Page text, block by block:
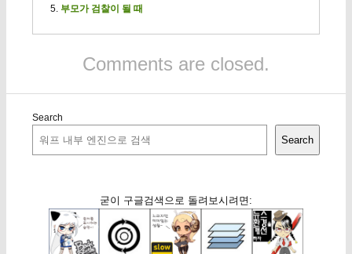
부모가 검찰이 될 때
Comments are closed.
Search
Search
굳이 구글검색으로 돌려보시려면: